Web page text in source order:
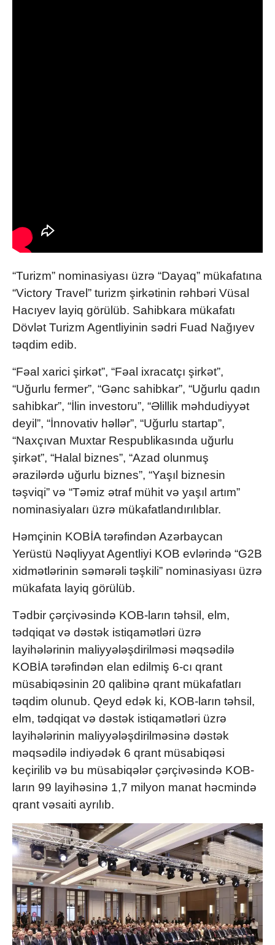
“Turizm” nominasiyası üzrə “Dayaq” mükafatına
“Victory Travel” turizm şirkətinin rəhbəri Vüsal
Hacıyev layiq görülüb. Sahibkara mükafatı
Dövlət Turizm Agentliyinin sədri Fuad Nağıyev
təqdim edib.
“Fəal xarici şirkət”, “Fəal ixracatçı şirkət”,
“Uğurlu fermer”, “Gənc sahibkar”, “Uğurlu qadın
sahibkar”, “İlin investoru”, “Əlillik məhdudiyyət
deyil”, “İnnovativ həllər”, “Uğurlu startap”,
“Naxçıvan Muxtar Respublikasında uğurlu
şirkət”, “Halal biznes”, “Azad olunmuş
ərazilərdə uğurlu biznes”, “Yaşıl biznesin
təşviqi” və “Təmiz ətraf mühit və yaşıl artım”
nominasiyaları üzrə mükafatlandırılıblar.
Həmçinin KOBİA tərəfindən Azərbaycan
Yerüstü Nəqliyyat Agentliyi KOB evlərində “G2B
xidmətlərinin səmərəli təşkili” nominasiyası üzrə
mükafata layiq görülüb.
Tədbir çərçivəsində KOB-ların təhsil, elm,
tədqiqat və dəstək istiqamətləri üzrə
layihələrinin maliyyələşdirilməsi məqsədilə
KOBİA tərəfindən elan edilmiş 6-cı qrant
müsabiqəsinin 20 qalibinə qrant mükafatları
təqdim olunub. Qeyd edək ki, KOB-ların təhsil,
elm, tədqiqat və dəstək istiqamətləri üzrə
layihələrinin maliyyələşdirilməsinə dəstək
məqsədilə indiyədək 6 qrant müsabiqəsi
keçirilib və bu müsabiqələr çərçivəsində KOB-
ların 99 layihəsinə 1,7 milyon manat həcmində
qrant vəsaiti ayrılıb.